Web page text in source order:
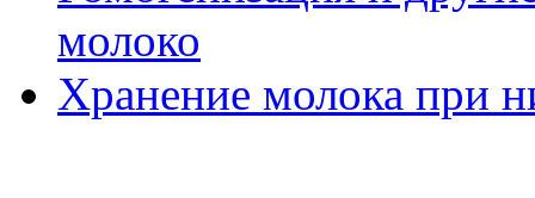
молоко
Хранение молока при